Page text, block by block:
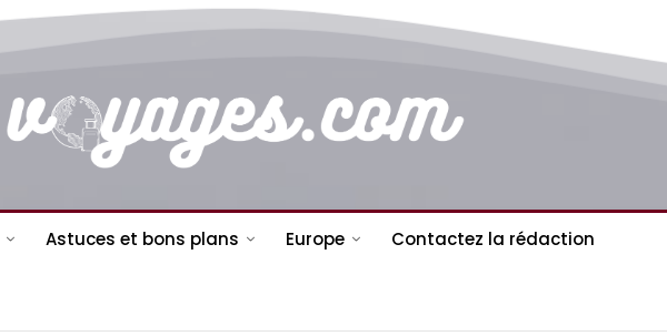
Astuces et bons plans Europe Contactez la rédaction